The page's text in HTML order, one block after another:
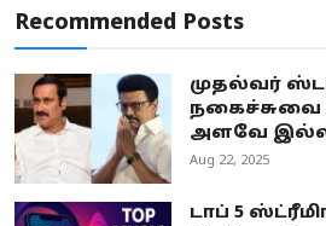
Recommended Posts
முதல்வர்
நகைச்சுவை
அளவே
Aug 22, 2025
டாப் 5